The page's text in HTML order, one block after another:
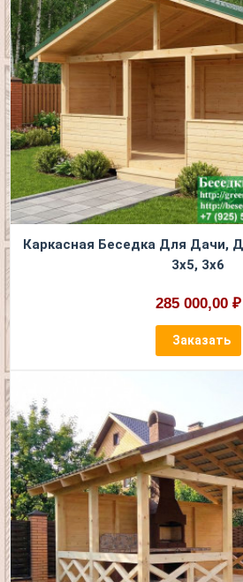
Каркасная Беседка Для Дачи,
3х5, 3х6
285 000,00 ₽
Заказать